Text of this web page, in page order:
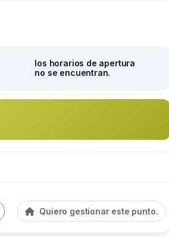
los horarios de apertura
no se encuentran.
Quiero gestionar este punto.